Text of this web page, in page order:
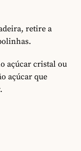
retire a
açúcar cristal ou
açúcar que